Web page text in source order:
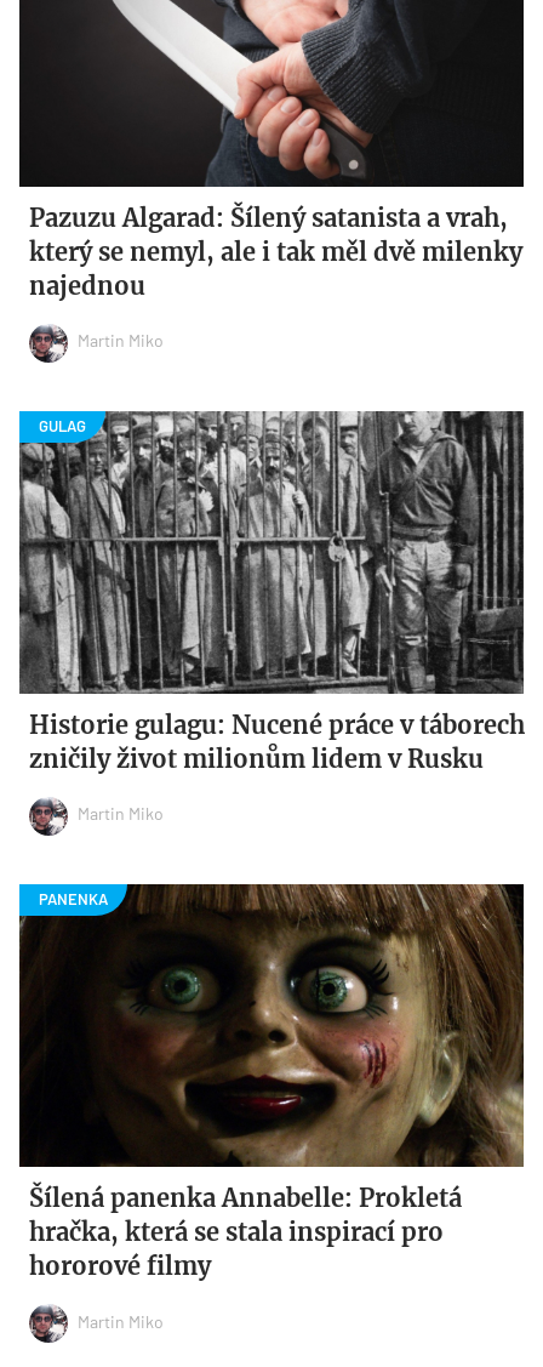
Pazuzu Algarad: Šílený satanista a vrah,
který se nemyl, ale i tak měl dvě milenky
najednou
Martin Miko
Historie gulagu: Nucené práce v táborech
zničily život milionům lidem v Rusku
Martin Miko
Šílená panenka Annabelle: Prokletá
hračka, která se stala inspirací pro
hororové filmy
Martin Miko